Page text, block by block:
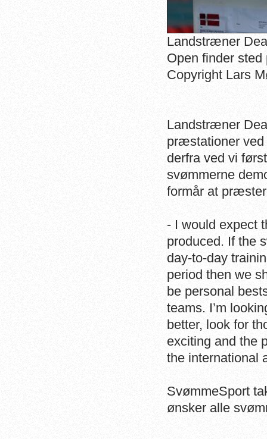
Landstræner
Open finder
Copyright Lars
Landstræner
præstationer
derfra ved vi
svømmerne
formår at
- I would expect
produced. If the
day-to-day
period then we
be personal
teams. I’m
better, look for
exciting and the
the international
SvømmeSport
ønsker alle